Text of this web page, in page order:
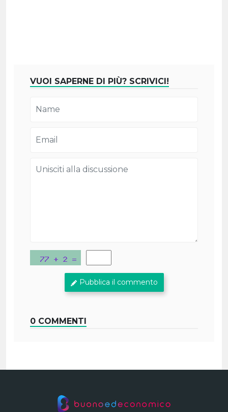
VUOI SAPERNE DI PIÙ? SCRIVICI!
Pubblica il commento
0 COMMENTI